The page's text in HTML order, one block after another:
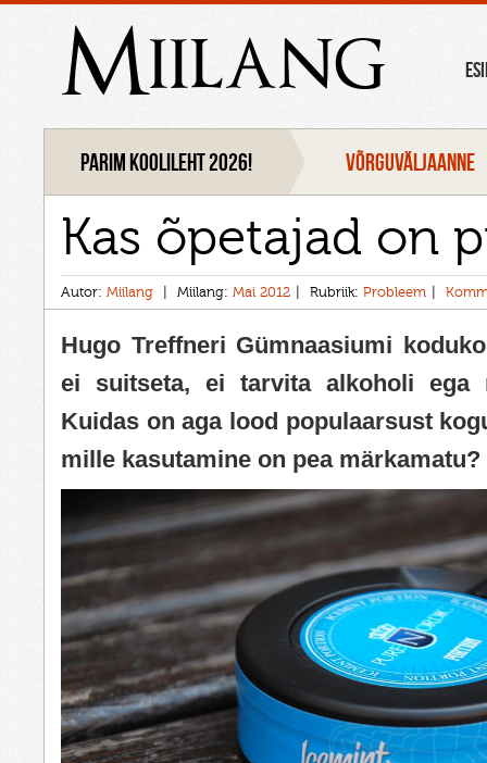
Miilang
Parim koolileht 2026! VÕRGUVÄLJAANNE
Kas õpetajad on
Autor: Miilang Miilang: Mai 2012 Rubriik: Probleem
Hugo Treffneri Gümnaasiumi
ei suitseta, ei tarvita alkoholi ega
Kuidas on aga lood populaarsust
mille kasutamine on pea märkamatu?